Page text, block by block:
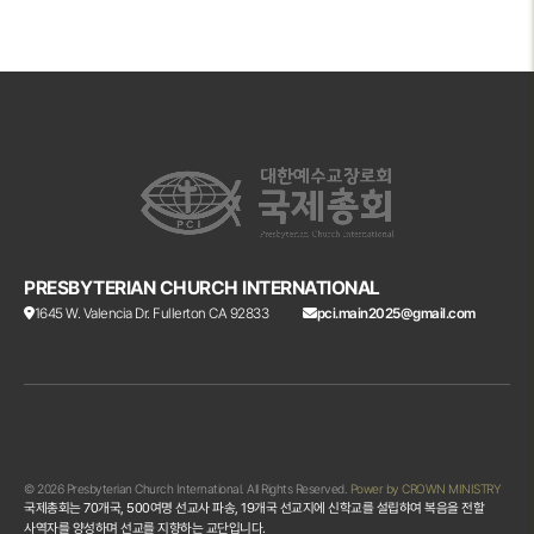
PRESBYTERIAN CHURCH INTERNATIONAL
1645 W. Valencia Dr. Fullerton CA 92833 pci.main2025@gmail.com
© 2026 Presbyterian Church International. All Rights Reserved. Power by CROWN MINISTRY
국제총회는 70개국, 500여명 선교사 파송, 19개국 선교지에 신학교를 설립햐여 복음을 전할
사역자를 양성하며 선교를 지향하는 교단입니다.